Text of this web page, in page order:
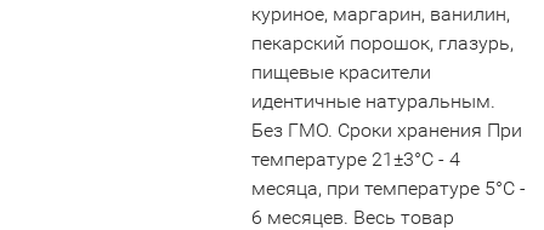
куриное, маргарин, ванилин,
пекарский порошок, глазурь,
пищевые красители
идентичные натуральным.
Без ГМО. Сроки хранения При
температуре 21±3°С - 4
месяца, при температуре 5°С -
6 месяцев. Весь товар